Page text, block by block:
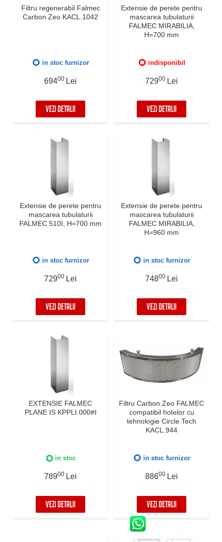
Filtru regenerabil Falmec
Carbon Zeo KACL.1042
in stoc furnizor
69400 Lei
VEZI DETALII
Extensie de perete pentru
mascarea tubulaturii
FALMEC MIRABILIA,
H=700 mm
indisponibil
72900 Lei
VEZI DETALII
Extensie de perete pentru
mascarea tubulaturii
FALMEC 510I, H=700 mm
in stoc furnizor
72900 Lei
VEZI DETALII
Extensie de perete pentru
mascarea tubulaturii
FALMEC MIRABILIA,
H=960 mm
in stoc furnizor
74800 Lei
VEZI DETALII
EXTENSIE FALMEC
PLANE IS KPPLI.000#I
in stoc
78900 Lei
VEZI DETALII
Filtru Carbon.Zeo FALMEC
compatibil hotelor cu
tehnologie Circle.Tech
KACL.944
in stoc furnizor
88600 Lei
VEZI DETALII